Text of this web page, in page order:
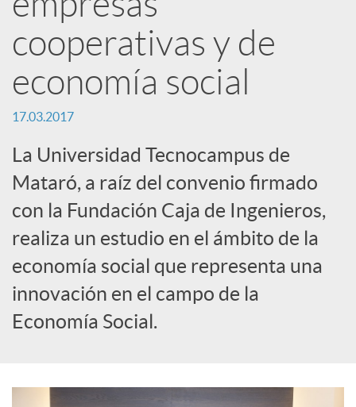
e
s
S
o
c
i
a
l
cooperativas y de
economía social
17.03.2017
La Universidad Tecnocampus de
Mataró, a raíz del convenio firmado
con la Fundación Caja de Ingenieros,
realiza un estudio en el ámbito de la
economía social que representa una
innovación en el campo de la
Economía Social.